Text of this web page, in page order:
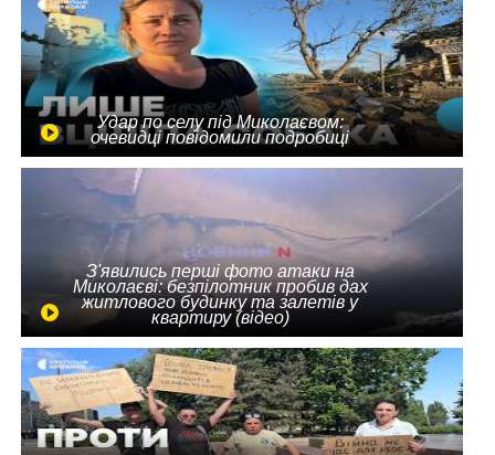
Удар по селу під Миколаєвом:
очевидці повідомили подробиці
З'явились перші фото атаки на
Миколаєві: безпілотник пробив дах
житлового будинку та залетів у
квартиру (відео)